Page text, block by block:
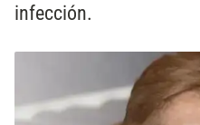
infección.